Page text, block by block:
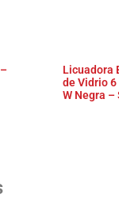
Licuadora
de Vidrio
W Negra –